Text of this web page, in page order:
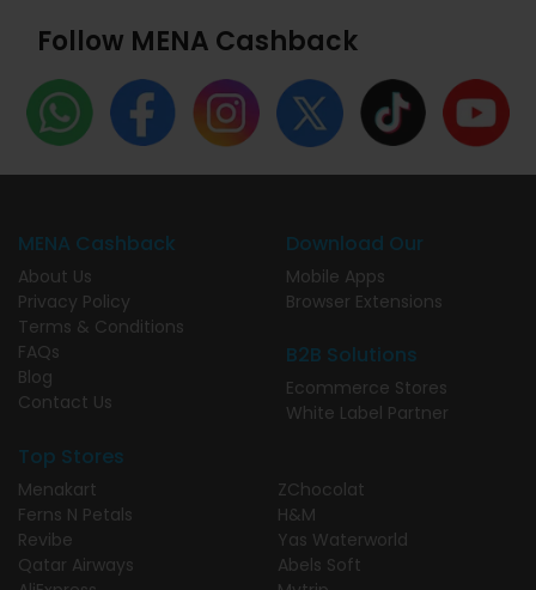
Follow MENA Cashback
MENA Cashback
About Us
Privacy Policy
Terms & Conditions
FAQs
Blog
Contact Us
Download Our
Mobile Apps
Browser Extensions
B2B Solutions
Ecommerce Stores
White Label Partner
Top Stores
Menakart
Ferns N Petals
Revibe
Qatar Airways
ZChocolat
H&M
Yas Waterworld
Abels Soft